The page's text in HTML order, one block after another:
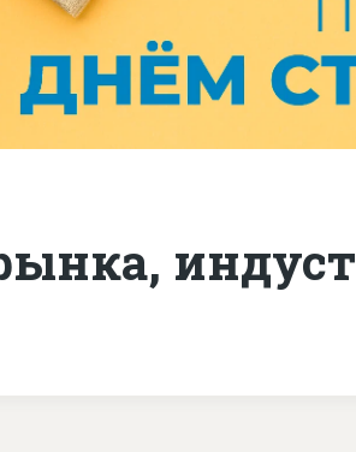
Горячие
Глоссарий